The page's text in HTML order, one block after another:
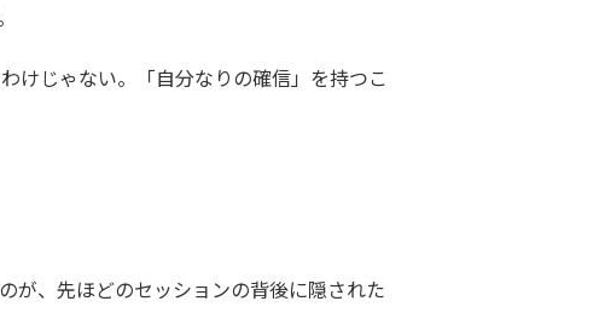
けじゃない。「自分なりの確信」を持つこ
が、先ほどのセッションの背後に隠された